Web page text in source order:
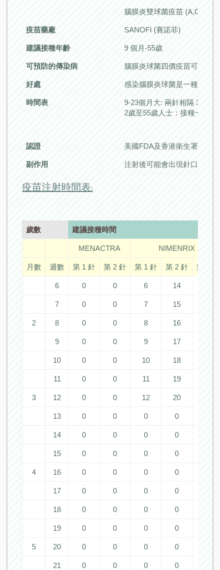
腦膜炎雙球菌疫苗 (A,C,W-
疫苗藥廠 SANOFI (賽諾菲)
建議接種年齡 9 個月-55歲
可預防的傳染病 腦膜炎球菌四價疫苗可以預
好處 感染腦膜炎球菌是一種嚴重
時間表
9-23個月大: 兩針相隔 3個月
2歲至55歲人士：接種一針
認證 美國FDA及香港衛生署
副作用 注射後可能會出現針口疼痛
疫苗注射時間表:
歲數 建議接種時間
MENACTRA NIMENRIX
月數 週數 第 1 針 第 2 針 第 1 針 第 2 針 第 3 針
6 0 0 6 14
7 0 0 7 15
2 8 0 0 8 16
9 0 0 9 17
10 0 0 10 18
11 0 0 11 19
3 12 0 0 12 20
13 0 0 0 0
14 0 0 0 0
15 0 0 0 0
4 16 0 0 0 0
17 0 0 0 0
18 0 0 0 0
19 0 0 0 0
5 20 0 0 0 0
21 0 0 0 0